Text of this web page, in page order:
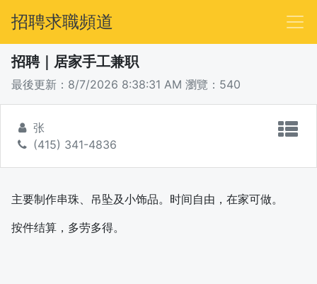
招聘求職頻道
招聘｜居家手工兼职
最後更新：8/7/2026 8:38:31 AM 瀏覽：540
张
(415) 341-4836
主要制作串珠、吊坠及小饰品。 时间自由，在家可做。
按件结算，多劳多得。